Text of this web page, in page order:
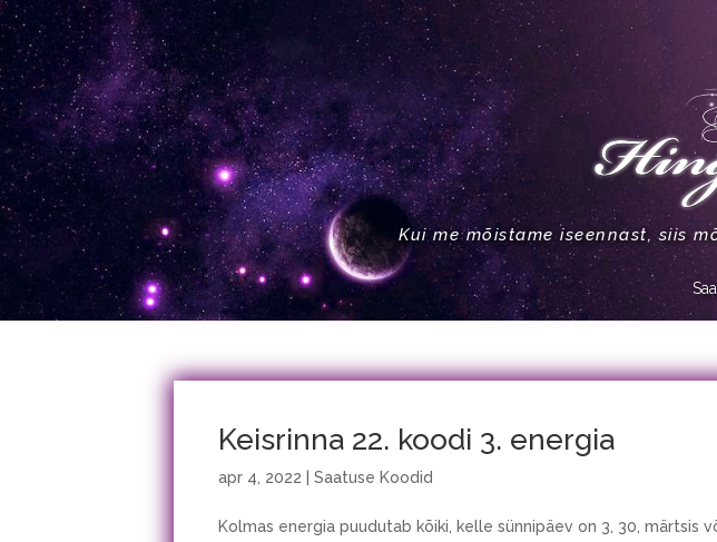
Kui me mõistame iseennast, siis
Keisrinna 22. koodi 3. energia
apr 4, 2022 Saatuse Koodid
Kolmas energia puudutab kõiki, kelle sünnipäev on 3, 30,